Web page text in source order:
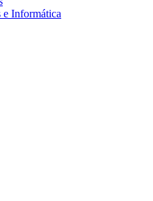
e Informática